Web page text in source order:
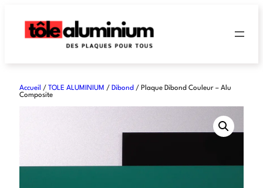
Accueil / TOLE ALUMINIUM / Dibond / Plaque Dibond Couleur – Alu
Composite